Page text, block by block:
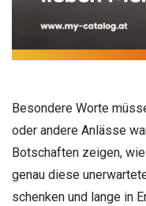
Besondere Worte
oder andere Anlässe
Botschaften zeigen,
genau diese
schenken und lange in